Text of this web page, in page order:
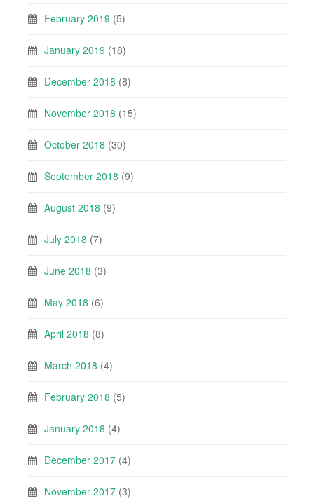
February 2019 (5)
January 2019 (18)
December 2018 (8)
November 2018 (15)
October 2018 (30)
September 2018 (9)
August 2018 (9)
July 2018 (7)
June 2018 (3)
May 2018 (6)
April 2018 (8)
March 2018 (4)
February 2018 (5)
January 2018 (4)
December 2017 (4)
November 2017 (3)